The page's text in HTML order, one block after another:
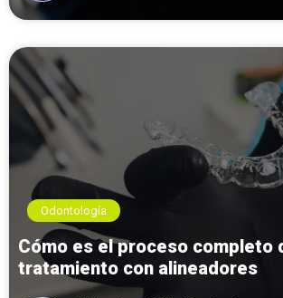
Odontología
Cómo es el proceso completo
tratamiento con alineadores